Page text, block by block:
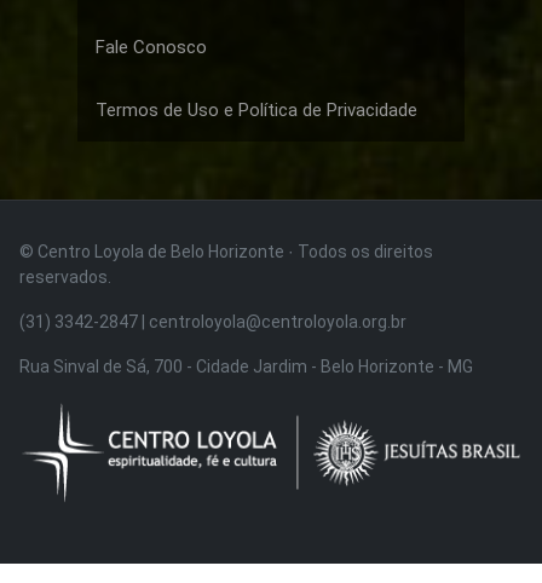
Fale Conosco
Termos de Uso e Política de Privacidade
© Centro Loyola de Belo Horizonte · Todos os direitos
reservados.
(31) 3342-2847 | centroloyola@centroloyola.org.br
Rua Sinval de Sá, 700 - Cidade Jardim - Belo Horizonte - MG